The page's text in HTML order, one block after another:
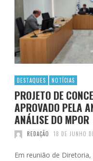
DESTAQUES NOTÍCIAS
PROJETO DE
APROVADO PELA
ANÁLISE DO MPOR
REDAÇÃO 18 DE JUNHO
Em reunião de